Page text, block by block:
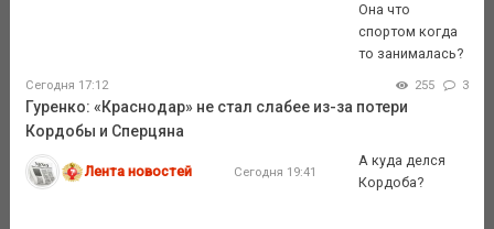
Она что
спортом когда
то занималась?
Сегодня 17:12 255 3
Гуренко: «Краснодар» не стал слабее из-за потери
Кордобы и Сперцяна
Лента новостей Сегодня 19:41
А куда делся
Кордоба?